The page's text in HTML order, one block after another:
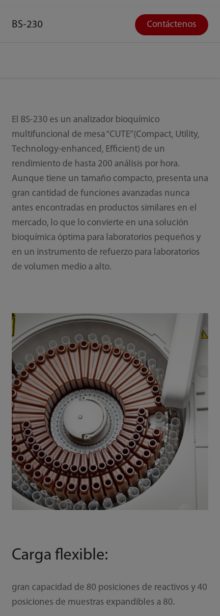
BS-230 Contáctenos
El BS-230 es un analizador bioquímico
multifuncional de mesa “CUTE”(Compact, Utility,
Technology-enhanced, Efficient) de un
rendimiento de hasta 200 análisis por hora.
Aunque tiene un tamaño compacto, presenta una
gran cantidad de funciones avanzadas nunca
antes encontradas en productos similares en el
mercado, lo que lo convierte en una solución
bioquímica óptima para laboratorios pequeños y
en un instrumento de refuerzo para laboratorios
de volumen medio a alto.
Carga flexible:
gran capacidad de 80 posiciones de reactivos y 40
posiciones de muestras expandibles a 80.